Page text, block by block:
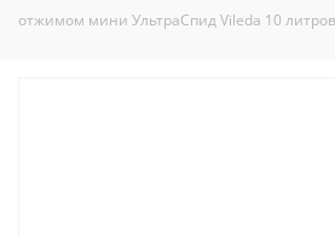
отжимом мини УльтраСпид Vileda 10